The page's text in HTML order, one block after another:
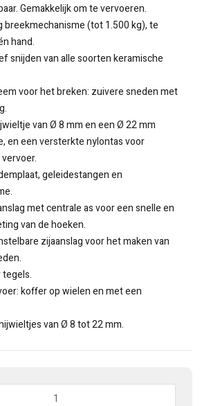
Gemakkelijk om te vervoeren.
breekmechanisme (tot 1.500 kg), te
hand.
snijden van alle soorten keramische
voor het breken: zuivere sneden met
van Ø 8 mm en een Ø 22 mm
en een versterkte nylontas voor
geleidestangen en
met centrale as voor een snelle en
van de hoeken.
zijaanslag voor het maken van
koffer op wielen en met een
van Ø 8 tot 22 mm.